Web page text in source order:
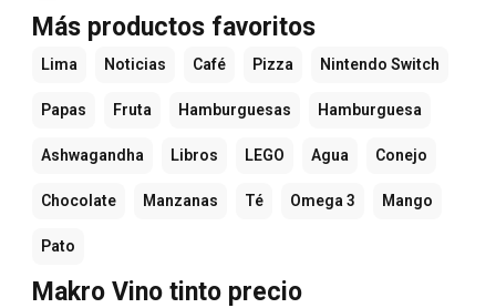
Más productos favoritos
Lima Noticias Café Pizza Nintendo Switch
Papas Fruta Hamburguesas Hamburguesa
Ashwagandha Libros LEGO Agua Conejo
Chocolate Manzanas Té Omega 3 Mango
Pato
Makro Vino tinto precio